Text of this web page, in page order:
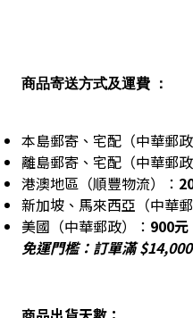
商品寄送方式及運費 ：
本島郵寄、宅配（中華郵
離島郵寄、 宅配（中華郵
港澳地區（順豐物流）：
新加坡、馬來西亞（中華
美國（中華郵政）： 900元
免運門檻：訂單滿